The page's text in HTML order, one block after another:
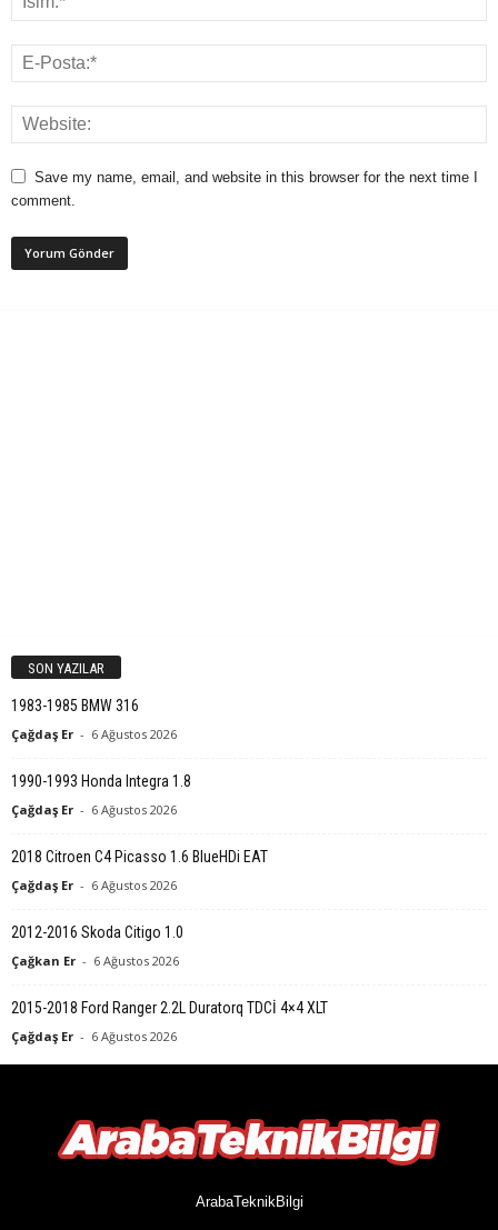
Save my name, email, and website in this browser for the next time I
comment.
SON YAZILAR
1983-1985 BMW 316
Çağdaş Er - 6 Ağustos 2026
1990-1993 Honda Integra 1.8
Çağdaş Er - 6 Ağustos 2026
2018 Citroen C4 Picasso 1.6 BlueHDi EAT
Çağdaş Er - 6 Ağustos 2026
2012-2016 Skoda Citigo 1.0
Çağkan Er - 6 Ağustos 2026
2015-2018 Ford Ranger 2.2L Duratorq TDCİ 4×4 XLT
Çağdaş Er - 6 Ağustos 2026
ArabaTeknikBilgi